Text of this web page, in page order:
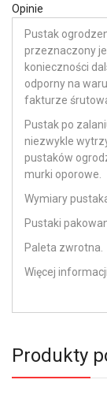
Opinie
Pustak
przeznaczony
konieczności
odporny na
fakturze
Pustak po
niezwykle
pustaków
murki oporowe.
Wymiary
Pustaki
Paleta zwrotna.
Więcej
Produkty